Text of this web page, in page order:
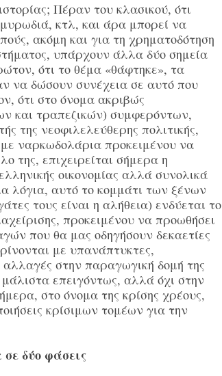
Πέραν του κλασικού, ότι
κτλ, και άρα μπορεί να
ακόμη και για τη χρηματοδότηση
υπάρχουν άλλα δύο σημεία
ότι το θέμα «θάφτηκε», τα
να δώσουν συνέχεια σε αυτό που
ότι στο όνομα ακριβώς
και τραπεζικών) συμφερόντων,
της νεοφιλελεύθερης πολιτικής,
με ναρκωδολάρια προκειμένου να
της, επιχειρείται σήμερα η
οικονομίας αλλά συνολικά
λόγια, αυτό το κομμάτι των ξένων
τους είναι η αλήθεια) ενδύεται το
προκειμένου να προωθήσει
που θα μας οδηγήσουν δεκαετίες
με υπανάπτυκτες,
αλλαγές στην παραγωγική δομή της
επειγόντως, αλλά όχι στην
στο όνομα της κρίσης χρέους,
κρίσιμων τομέων για την
δύο φάσεις